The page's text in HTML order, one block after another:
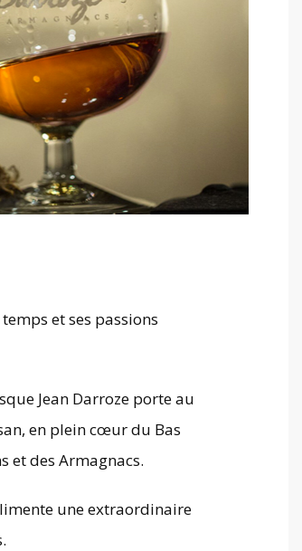
et ses passions
Jean Darroze porte au
en plein cœur du Bas
et des Armagnacs.
une extraordinaire